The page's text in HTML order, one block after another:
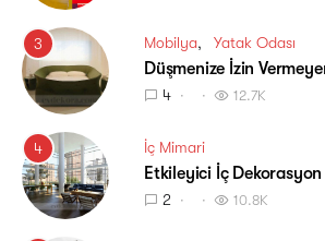
3 Mobilya Yatak Odası
Düşmenize İzin
4 12.7K
4 İç Mimari
Etkileyici İç
2 10.8K